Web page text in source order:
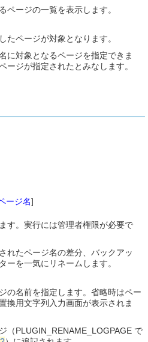
ページの一覧を表示します。
たページが対象となります。
に対象となるページを指定できま
ージが指定されたとみなします。
ージ名]
す。実行には管理者権限が必要で
れたページ名の差分、バックアッ
ーを一気にリネームします。
の名前を指定します。省略時はペー
換用文字列入力画面が表示されま
（PLUGIN_RENAME_LOGPAGE で